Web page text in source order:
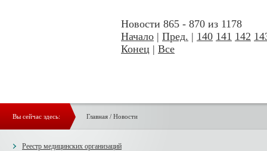
Новости 865 - 870 из 1178
Начало | Пред. | 140 141 142
Конец | Все
Вы сейчас здесь: Главная/ Новости
Реестр медицинских организаций